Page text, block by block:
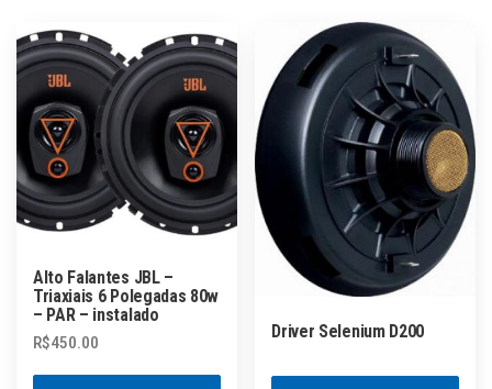
Alto Falantes JBL –
Triaxiais 6 Polegadas 80w
– PAR – instalado
R$450.00
Driver Selenium D200